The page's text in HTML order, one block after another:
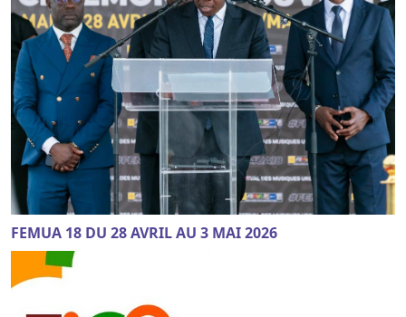
FEMUA 18 DU 28 AVRIL AU 3 MAI 2026